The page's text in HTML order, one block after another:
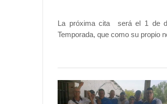
La próxima cita será el 1 de
Temporada, que como su propio